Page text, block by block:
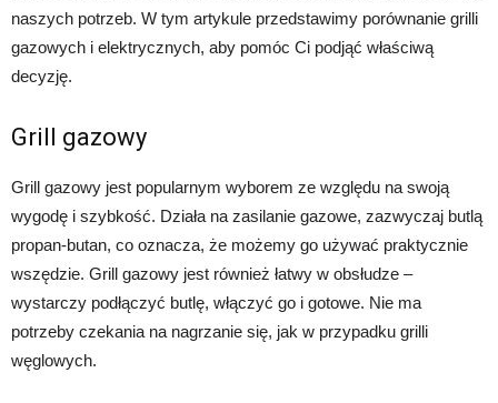
naszych potrzeb. W tym artykule przedstawimy porównanie grilli
gazowych i elektrycznych, aby pomóc Ci podjąć właściwą
decyzję.
Grill gazowy
Grill gazowy jest popularnym wyborem ze względu na swoją
wygodę i szybkość. Działa na zasilanie gazowe, zazwyczaj butlą
propan-butan, co oznacza, że możemy go używać praktycznie
wszędzie. Grill gazowy jest również łatwy w obsłudze –
wystarczy podłączyć butlę, włączyć go i gotowe. Nie ma
potrzeby czekania na nagrzanie się, jak w przypadku grilli
węglowych.